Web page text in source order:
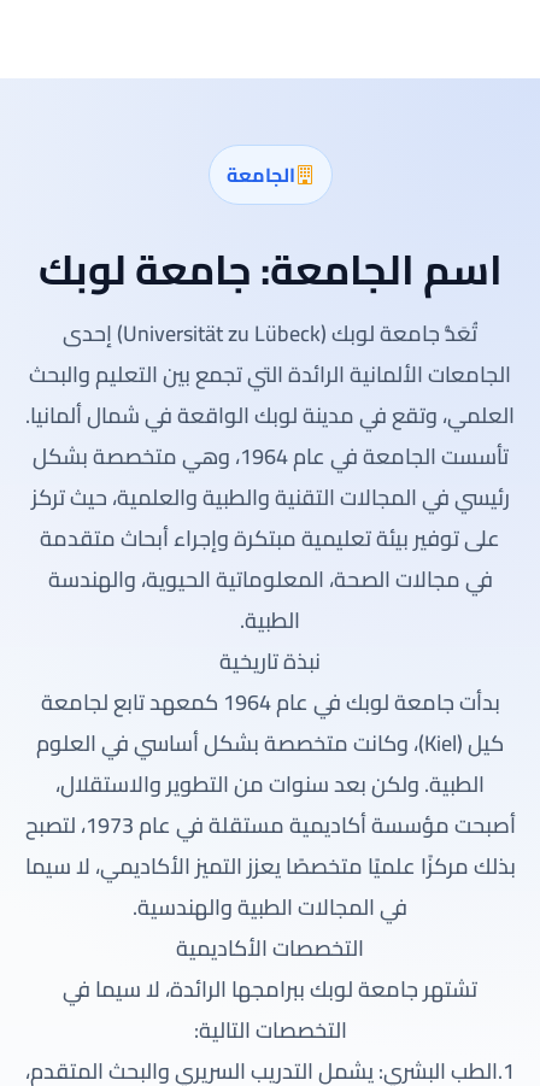
الجامعة
اسم الجامعة:جامعة لوبك
تُعَدُّ جامعة لوبك (Universität zu Lübeck) إحدى
الجامعات الألمانية الرائدة التي تجمع بين التعليم والبحث
العلمي، وتقع في مدينة لوبك الواقعة في شمال ألمانيا.
تأسست الجامعة في عام 1964، وهي متخصصة بشكل
رئيسي في المجالات التقنية والطبية والعلمية، حيث تركز
على توفير بيئة تعليمية مبتكرة وإجراء أبحاث متقدمة
في مجالات الصحة، المعلوماتية الحيوية، والهندسة
الطبية.
نبذة تاريخية
بدأت جامعة لوبك في عام 1964 كمعهد تابع لجامعة
كيل (Kiel)، وكانت متخصصة بشكل أساسي في العلوم
الطبية. ولكن بعد سنوات من التطوير والاستقلال،
أصبحت مؤسسة أكاديمية مستقلة في عام 1973، لتصبح
بذلك مركزًا علميًا متخصصًا يعزز التميز الأكاديمي، لا سيما
في المجالات الطبية والهندسية.
التخصصات الأكاديمية
تشتهر جامعة لوبك ببرامجها الرائدة، لا سيما في
التخصصات التالية:
1.الطب البشري: يشمل التدريب السريري والبحث المتقدم،